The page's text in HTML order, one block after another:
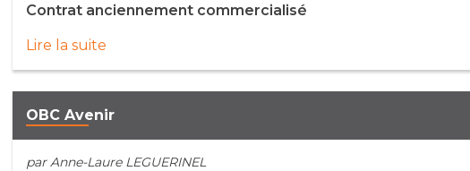
Contrat anciennement commercialisé
Lire la suite
OBC Avenir
par Anne-Laure LEGUERINEL